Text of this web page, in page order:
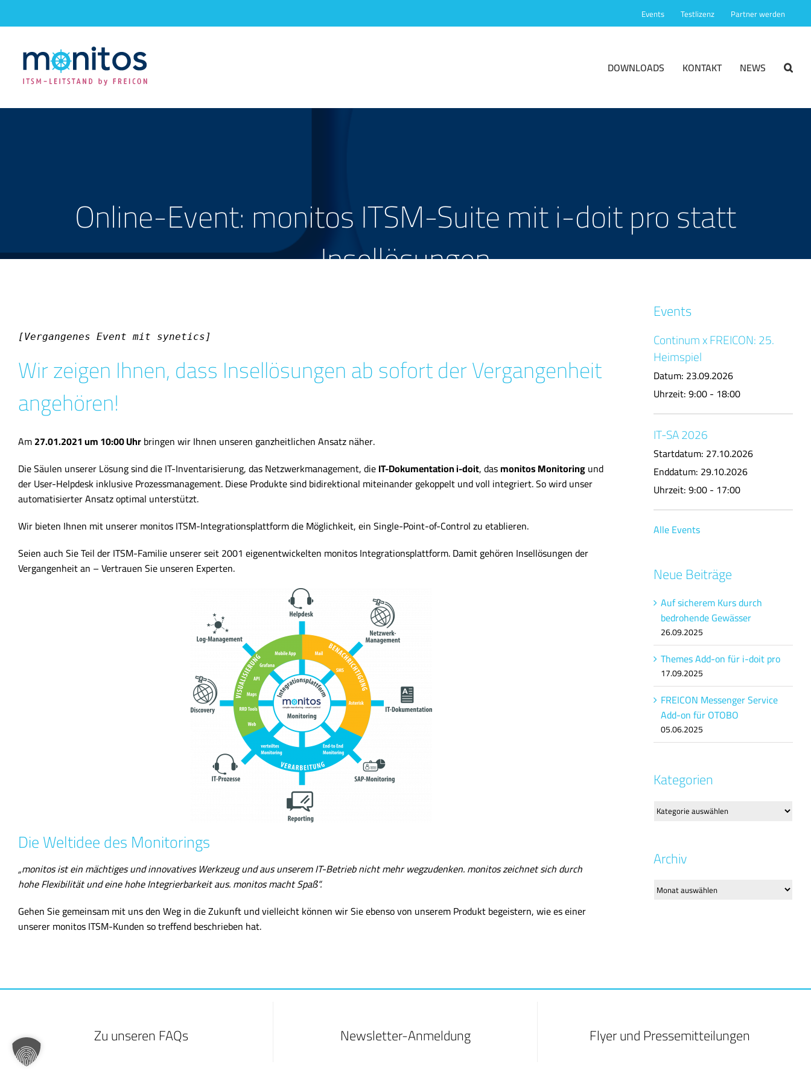
Inhalt
Events Testlizenz Partner werden
DOWNLOADS KONTAKT NEWS
Online-Event: monitos ITSM-Suite mit i-doit pro statt
Insellösungen
[Vergangenes Event mit synetics]
Wir zeigen Ihnen, dass Insellösungen ab sofort der Vergangenheit
angehören!
Am27.01.2021 um 10:00 Uhrbringen wir Ihnen unseren ganzheitlichen Ansatz näher.
Die Säulen unserer Lösung sind die IT-Inventarisierung, das Netzwerkmanagement, dieIT-Dokumentation i-doit, dasmonitos Monitoringund
der User-Helpdesk inklusive Prozessmanagement. Diese Produkte sind bidirektional miteinander gekoppelt und voll integriert. So wird unser
automatisierter Ansatz optimal unterstützt.
Wir bieten Ihnen mit unserer monitos ITSM-Integrationsplattform die Möglichkeit, ein Single-Point-of-Control zu etablieren.
Seien auch Sie Teil der ITSM-Familie unserer seit 2001 eigenentwickelten monitos Integrationsplattform. Damit gehören Insellösungen der
Vergangenheit an – Vertrauen Sie unseren Experten.
Die Weltidee des Monitorings
„monitos ist ein mächtiges und innovatives Werkzeug und aus unserem IT-Betrieb nicht mehr wegzudenken. monitos zeichnet sich durch
hohe Flexibilität und eine hohe Integrierbarkeit aus. monitos macht Spaß“.
Gehen Sie gemeinsam mit uns den Weg in die Zukunft und vielleicht können wir Sie ebenso von unserem Produkt begeistern, wie es einer
unserer monitos ITSM-Kunden so treffend beschrieben hat.
Events
Continum x FREICON: 25.
Heimspiel
Datum: 23.09.2026
Uhrzeit:9:00 - 18:00
IT-SA 2026
Startdatum: 27.10.2026
Enddatum: 29.10.2026
Uhrzeit:9:00 - 17:00
Alle Events
Neue Beiträge
Auf sicherem Kurs durch
bedrohende Gewässer
26.09.2025
Themes Add-on für i-doit pro
17.09.2025
FREICON Messenger Service
Add-on für OTOBO
05.06.2025
Kategorien
Kategorien
Archiv
Archiv
Zu unseren FAQs Newsletter-Anmeldung Flyer und Pressemitteilungen